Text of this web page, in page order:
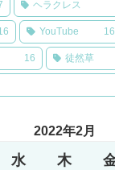
ヘラクレス
YouTube 16
16 徒然草
2022年2月
水 木